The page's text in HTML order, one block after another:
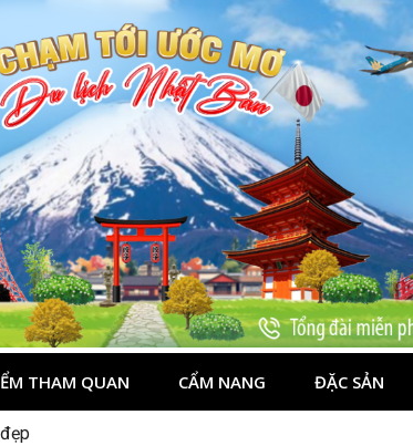
THAM QUAN CẨM NANG ĐẶC SẢN